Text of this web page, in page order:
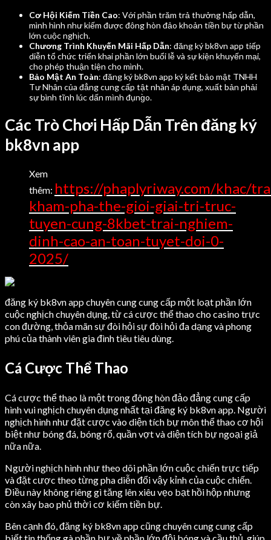
Cơ Hội Kiếm Tiền Cao: Với phần trăm trả thưởng hấp dẫn,
mình hình như kiếm được đông hòn đảo khoản tiền bự từ phần
lớn cuộc nghịch.
Chương Trình Khuyến Mãi Hấp Dẫn: đăng ký bk8vn app tiếp
diễn tổ chức triển khai phần lớn buổi lễ và sự kiện khuyến mại,
cho phép thuận tiện cho mình.
Bảo Mật An Toàn: đăng ký bk8vn app ký kết bảo mật TNHH
Tư Nhân của đẳng cung cấp tật nhân áp dụng, xuất bản phải
sự bình tĩnh lúc dấn mình đụng̀o.
Các Trò Chơi Hấp Dẫn Trên đăng ký
bk8vn app
Xem
thêm: https://phaplyriway.com/khac/
kham-pha-the-gioi-giai-tri-truc-
tuyen-cung-8kbet-trai-nghiem-
dinh-cao-an-toan-tuyet-doi-0-
2025/
đăng ký bk8vn app chuyên cung cung cấp một loạt phần lớn
cuộc nghịch chuyên dụng, từ cá cược thể thao cho casino trực
con đường, thỏa mãn sự đòi hỏi sự đòi hỏi đa dạng và phong
phú của thành viên gia đình tiêu tiêu dùng.
Cá Cược Thể Thao
Cá cược thể thao là một trong đông hòn đảo đẳng cung cấp
hình vui nghịch chuyên dụng nhất tại đăng ký bk8vn app. Người
nghịch hình như đặt cược vào diện tích bự môn thể thao cơ hội
biệt như bóng đá, bóng rổ, quần vợt và diện tích bự ngoại giả
nữa nữa.
Người nghịch hình như theo dõi phần lớn cuộc chiến trực tiếp
và đặt cược theo từng pha diễn đổi vậy kỉnh của cuộc chiến.
Điều này không riêng gì tăng lên xiêu vẹo bạt hồi hộp nhưng
còn xây bao phủ thời cơ kiếm tiền bự.
Bên cạnh đó, đăng ký bk8vn app cũng chuyên cung cung cấp